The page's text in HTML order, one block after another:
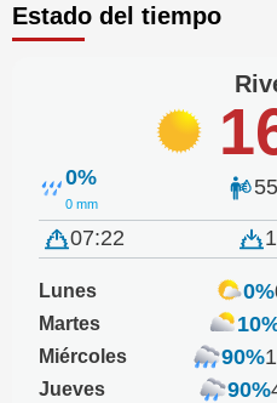
Estado del tiempo
0%
0 mm
07:22
Lunes 0%
Martes
Miércoles
90%
Jueves
90%